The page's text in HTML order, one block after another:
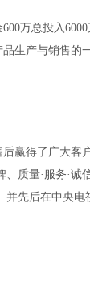
万总投入
生产与销售的
赢得了广大客
质量·服务·
先后在中央电